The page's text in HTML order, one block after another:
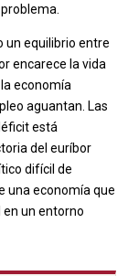
un equilibrio entre
encarece la vida
economía
aguantan. Las
está
del euríbor
difícil de
una economía que
un entorno